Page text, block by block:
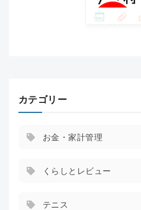
カテゴリー
お金・家計管理
くらしとレビュー
テニス